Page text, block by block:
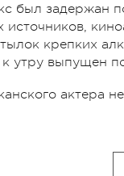
был задержан
крепких
утру выпущен
актера